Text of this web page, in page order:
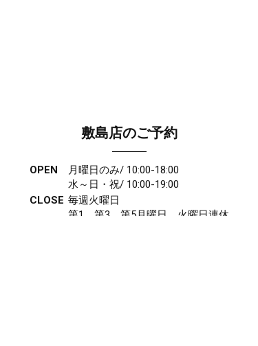
敷島店のご予約
OPEN
月曜日のみ/ 10:00-18:00
水～日・祝/ 10:00-19:00
CLOSE 毎週火曜日
第1、第3、第5月曜日、火曜日連休